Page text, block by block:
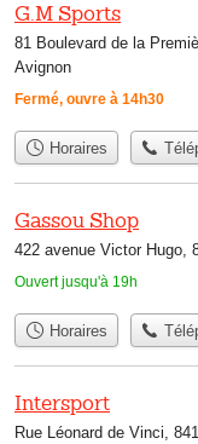
G.M Sports
81 Boulevard de la
Avignon
Fermé, ouvre à 14h30
Horaires
Gassou Shop
422 avenue Victor Hugo,
Ouvert jusqu'à 19h
Horaires
Intersport
Rue Léonard de Vinci,